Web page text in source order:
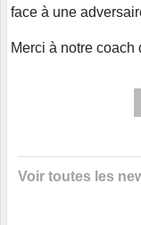
face à une
Merci à notre
Voir toutes les